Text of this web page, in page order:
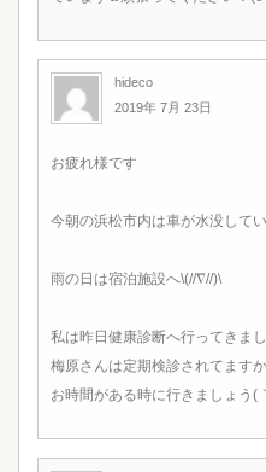
hideco
2019年 7月 23日
お疲れ様です
今朝の浜松市内は車が水没して
雨の日は宿泊施設へ\(//∇//)\
私は昨日健康診断へ行ってきま
梅原さんは定期検診されてます
お時間がある時に行きましょう(｀